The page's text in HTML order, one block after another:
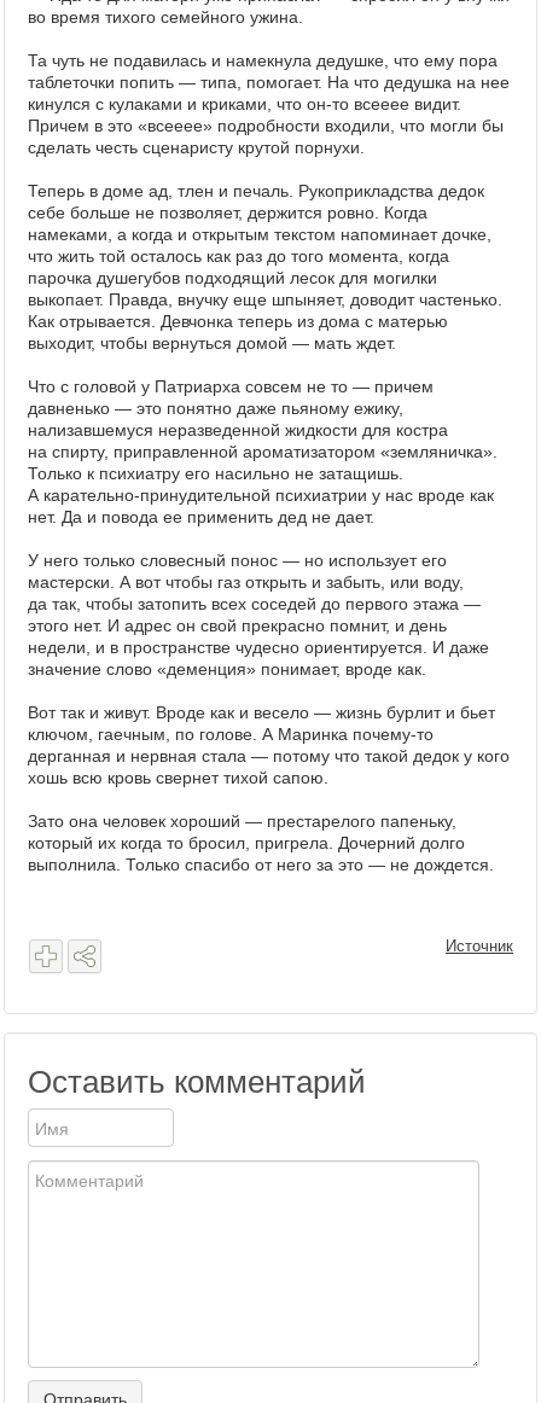
во время тихого семейного ужина.
Та чуть не подавилась и намекнула дедушке, что ему пора
таблеточки попить — типа, помогает. На что дедушка на нее
кинулся с кулаками и криками, что он-то всееее видит.
Причем в это «всееее» подробности входили, что могли бы
сделать честь сценаристу крутой порнухи.
Теперь в доме ад, тлен и печаль. Рукоприкладства дедок
себе больше не позволяет, держится ровно. Когда
намеками, а когда и открытым текстом напоминает дочке,
что жить той осталось как раз до того момента, когда
парочка душегубов подходящий лесок для могилки
выкопает. Правда, внучку еще шпыняет, доводит частенько.
Как отрывается. Девчонка теперь из дома с матерью
выходит, чтобы вернуться домой — мать ждет.
Что с головой у Патриарха совсем не то — причем
давненько — это понятно даже пьяному ежику,
нализавшемуся неразведенной жидкости для костра
на спирту, приправленной ароматизатором «земляничка».
Только к психиатру его насильно не затащишь.
А карательно-принудительной психиатрии у нас вроде как
нет. Да и повода ее применить дед не дает.
У него только словесный понос — но использует его
мастерски. А вот чтобы газ открыть и забыть, или воду,
да так, чтобы затопить всех соседей до первого этажа —
этого нет. И адрес он свой прекрасно помнит, и день
недели, и в пространстве чудесно ориентируется. И даже
значение слово «деменция» понимает, вроде как.
Вот так и живут. Вроде как и весело — жизнь бурлит и бьет
ключом, гаечным, по голове. А Маринка почему-то
дерганная и нервная стала — потому что такой дедок у кого
хошь всю кровь свернет тихой сапою.
Зато она человек хороший — престарелого папеньку,
который их когда то бросил, пригрела. Дочерний долго
выполнила. Только спасибо от него за это — не дождется.
Источник
Оставить комментарий